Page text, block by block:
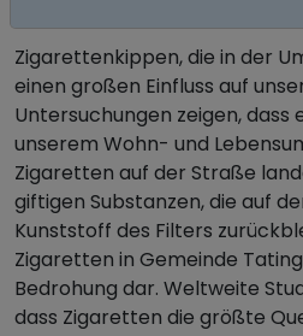
Zigarettenkippen, die in der
einen großen Einfluss auf
Untersuchungen zeigen, dass
unserem Wohn- und
Zigaretten auf der Straße
giftigen Substanzen, die auf
Kunststoff des Filters
Zigaretten in Gemeinde
Bedrohung dar. Weltweite
dass Zigaretten die größte